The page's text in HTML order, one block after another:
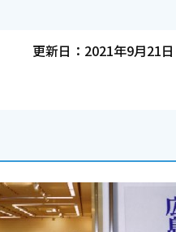
更新日：2021年9月21日